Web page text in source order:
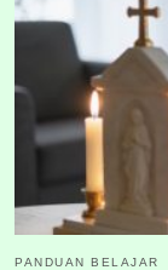
PANDUAN BELAJAR